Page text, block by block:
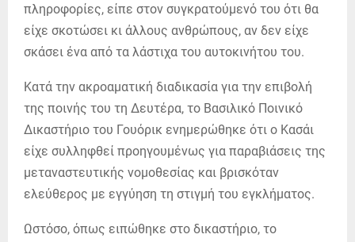
πληροφορίες, είπε στον συγκρατούμενό του ότι θα
είχε σκοτώσει κι άλλους ανθρώπους, αν δεν είχε
σκάσει ένα από τα λάστιχα του αυτοκινήτου του.
Κατά την ακροαματική διαδικασία για την επιβολή
της ποινής του τη Δευτέρα, το Βασιλικό Ποινικό
Δικαστήριο του Γουόρικ ενημερώθηκε ότι ο Κασάι
είχε συλληφθεί προηγουμένως για παραβιάσεις της
μεταναστευτικής νομοθεσίας και βρισκόταν
ελεύθερος με εγγύηση τη στιγμή του εγκλήματος.
Ωστόσο, όπως ειπώθηκε στο δικαστήριο, το